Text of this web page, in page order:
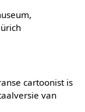
cartoonist is
van